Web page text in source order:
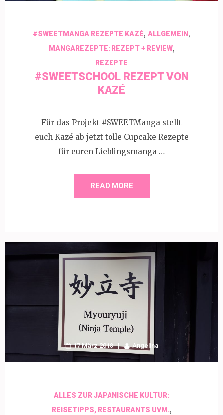
#SWEETMANGA REZEPTE KAZÉ, ALLGEMEIN ,
MANGAREZEPTE: REZEPT + REVIEW,
REZEPTE
#SWEETSCHOOL REZEPT VON
KAZÉ
Für das Projekt #SWEETManga stellt
euch Kazé ab jetzt tolle Cupcake Rezepte
für euren Lieblingsmanga …
READ MORE
17 März 2018 Angelina
ALLES ZUR JAPANISCHE KULTUR:
REISETIPPS, RESTAURANTS UVM.,